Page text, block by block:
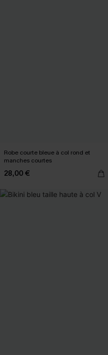
Robe courte bleue à col rond et
manches courtes
28,00 €